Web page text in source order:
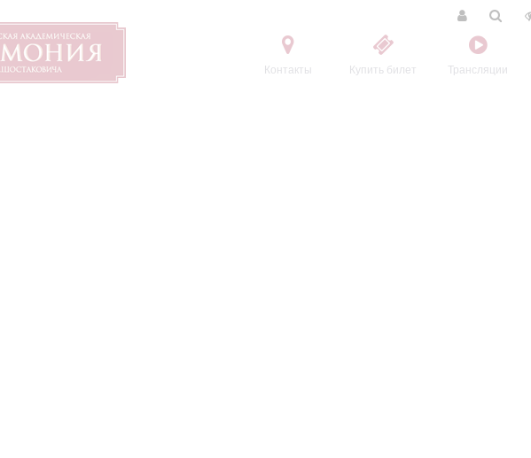
Контакты Купить билет Трансляции